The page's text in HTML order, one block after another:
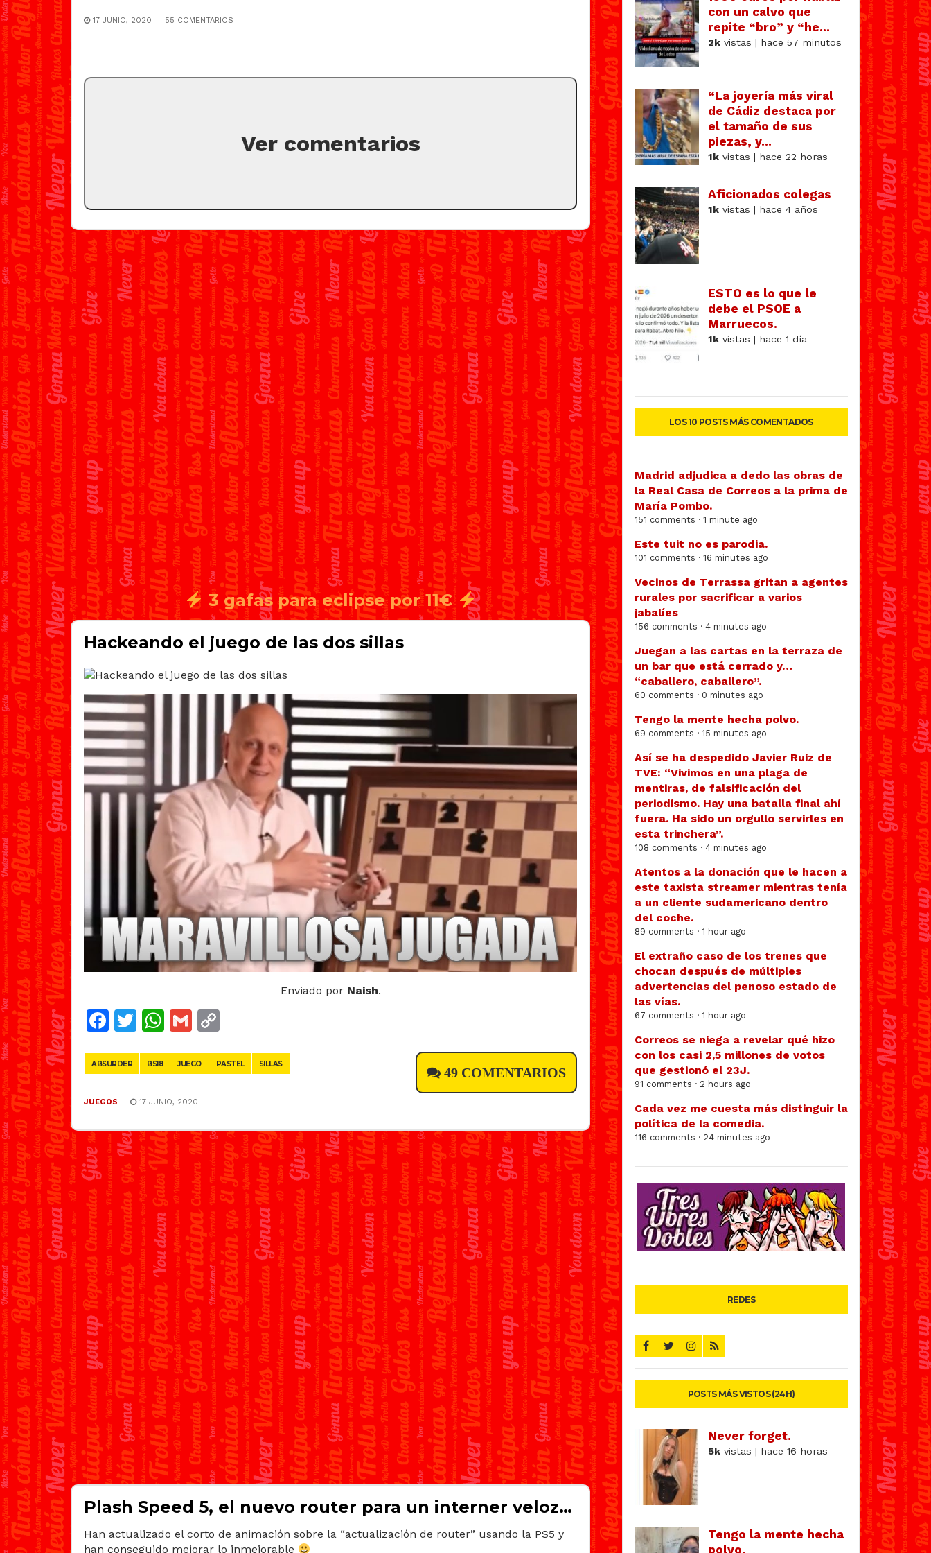
17 JUNIO, 2020 55 COMENTARIOS
Ver comentarios
3 gafas para eclipse por 11€
Hackeando el juego de las dos sillas
Enviado por Naish.
Facebook
Twitter
WhatsApp
Gmail
ABSURDER BS18 JUEGO PASTEL SILLAS
49 COMENTARIOS
JUEGOS 17 JUNIO, 2020
Plash Speed 5, el nuevo router para un interner veloz…
Han actualizado el corto de animación sobre la “actualización de router” usando la PS5 y
han conseguido mejorar lo inmejorable
con un calvo que
repite “bro” y “he...
2kvistas | hace 57 minutos
“La joyería más viral
de Cádiz destaca por
el tamaño de sus
piezas, y...
1kvistas | hace 22 horas
Aficionados colegas
1kvistas | hace 4 años
ESTO es lo que le
debe el PSOE a
Marruecos.
1kvistas | hace 1 día
LOS 10 POSTS MÁS COMENTADOS
Madrid adjudica a dedo las obras de
la Real Casa de Correos a la prima de
María Pombo.
151 comments · 1 minute ago
Este tuit no es parodia.
101 comments · 16 minutes ago
Vecinos de Terrassa gritan a agentes
rurales por sacrificar a varios
jabalíes
156 comments · 4 minutes ago
Juegan a las cartas en la terraza de
un bar que está cerrado y…
“caballero, caballero”.
60 comments · 0 minutes ago
Tengo la mente hecha polvo.
69 comments · 15 minutes ago
Así se ha despedido Javier Ruiz de
TVE: “Vivimos en una plaga de
mentiras, de falsificación del
periodismo. Hay una batalla final ahí
fuera. Ha sido un orgullo servirles en
esta trinchera”.
108 comments · 4 minutes ago
Atentos a la donación que le hacen a
este taxista streamer mientras tenía
a un cliente sudamericano dentro
del coche.
89 comments · 1 hour ago
El extraño caso de los trenes que
chocan después de múltiples
advertencias del penoso estado de
las vías.
67 comments · 1 hour ago
Correos se niega a revelar qué hizo
con los casi 2,5 millones de votos
que gestionó el 23J.
91 comments · 2 hours ago
Cada vez me cuesta más distinguir la
política de la comedia.
116 comments · 24 minutes ago
REDES
POSTS MÁS VISTOS (24H)
Never forget.
5kvistas | hace 16 horas
Tengo la mente hecha
polvo.